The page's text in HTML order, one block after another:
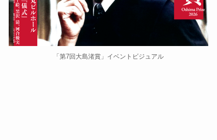
「第7回大島渚賞」イベントビジュアル